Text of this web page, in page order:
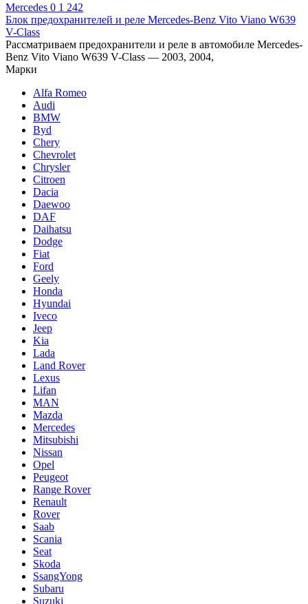
Mercedes 0 1 242
Блок предохранителей и реле Mercedes-Benz Vito Viano W639
V-Class
Рассматриваем предохранители и реле в автомобиле Mercedes-
Benz Vito Viano W639 V-Class — 2003, 2004,
Марки
Alfa Romeo
Audi
BMW
Byd
Chery
Chevrolet
Chrysler
Citroen
Dacia
Daewoo
DAF
Daihatsu
Dodge
Fiat
Ford
Geely
Honda
Hyundai
Iveco
Jeep
Kia
Lada
Land Rover
Lexus
Lifan
MAN
Mazda
Mercedes
Mitsubishi
Nissan
Opel
Peugeot
Range Rover
Renault
Rover
Saab
Scania
Seat
Skoda
SsangYong
Subaru
Suzuki